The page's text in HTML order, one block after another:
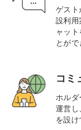
ゲスト
設利用
ャッ
とがで
コミ
ホルダ
運営し
を設け